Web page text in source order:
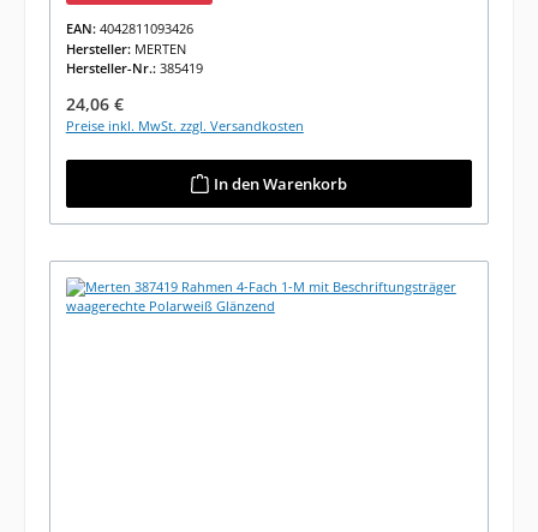
EAN: 4042811093426
Hersteller: MERTEN
Hersteller-Nr.: 385419
Regulärer Preis:
24,06 €
Preise inkl. MwSt. zzgl. Versandkosten
In den Warenkorb